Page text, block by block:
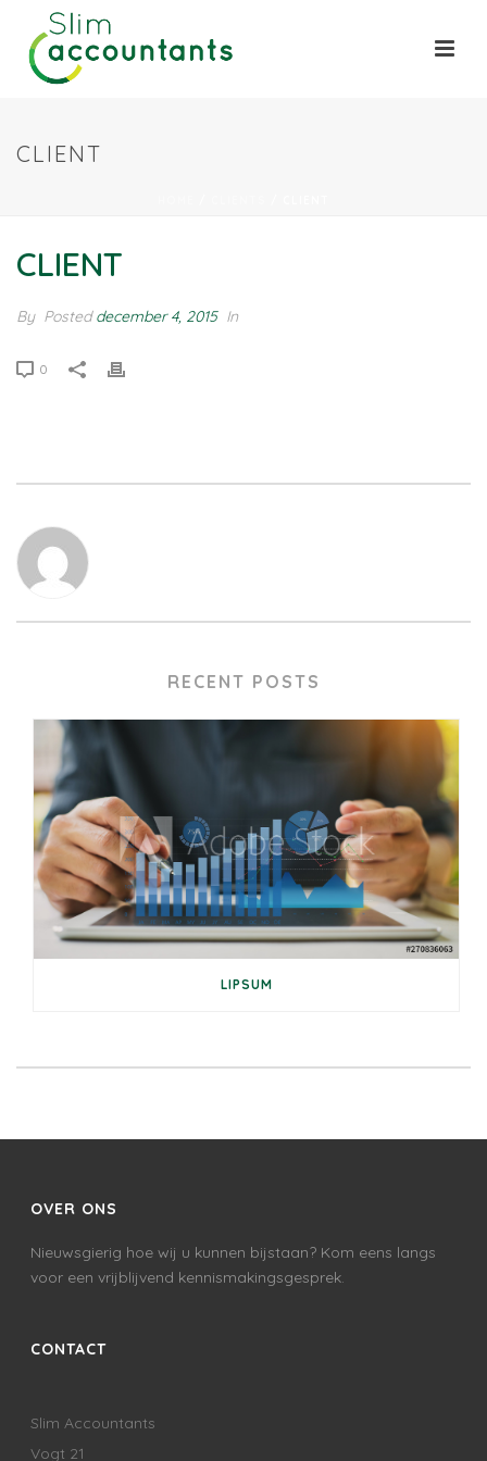
CLIENT
CLIENT
By Posteddecember 4, 2015 In
0
RECENT POSTS
LIPSUM
OVER ONS
Nieuwsgierig hoe wij u kunnen bijstaan? Kom eens langs
voor een vrijblijvend kennismakingsgesprek.
CONTACT
Slim Accountants
Vogt 21